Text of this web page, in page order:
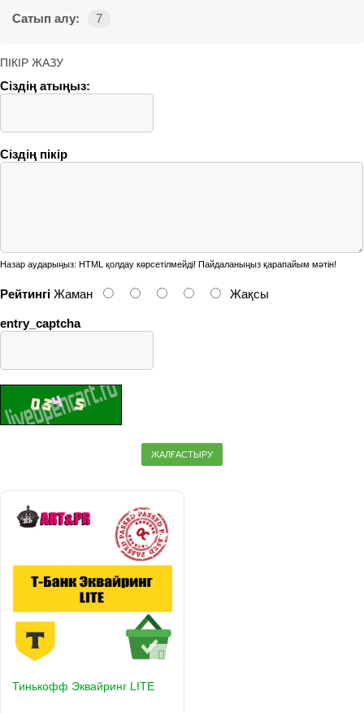
Сатып алу: 7
ПІКІР ЖАЗУ
Сіздің атыңыз:
Сіздің пікір
Назар аударыңыз: HTML қолдау көрсетілмейді! Пайдаланыңыз қарапайым мәтін!
Рейтингі Жаман Жақсы
entry_captcha
ЖАЛҒАСТЫРУ
Тинькофф Эквайринг LITE